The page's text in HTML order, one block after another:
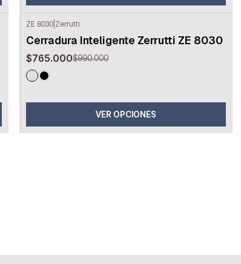
OFF
ZE 8030| Zerrutti
Cerradura Inteligente Zerrutti ZE 8030
$765.000$990.000
VER OPCIONES